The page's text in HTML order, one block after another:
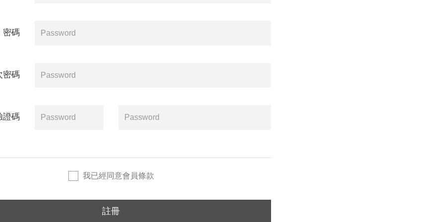
密碼
密碼
證碼
我已經同意會員條款
註冊